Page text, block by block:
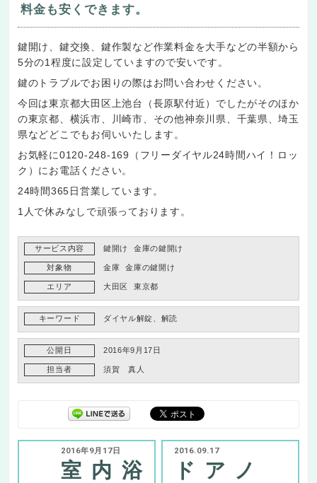
料金も安くできます。
鍵開け、鍵交換、鍵作製など作業料金を大手などの半額から
5分の1程度に設定していますので安いです。
鍵のトラブルでお困りの際はお問い合わせください。
今回は東京都大田区上池台（長原駅付近）でしたがそのほか
の東京都、横浜市、川崎市、その他神奈川県、千葉県、埼玉
県などどこでもお伺いいたします。
お気軽に0120-248-169（フリーダイヤル24時間ハイ！ロッ
ク）にお電話ください。
24時間365日営業しています。
1人で休みなしで頑張っております。
サービス内容 鍵開け 金庫の鍵開け
対象物 金庫 金庫の鍵開け
エリア 大田区 東京都
キーワード ダイヤル解錠、解読
公開日 2016年9月17日
担当者 須賀 真人
2016年9月17日
室内浴
2016.09.17
ドアノ